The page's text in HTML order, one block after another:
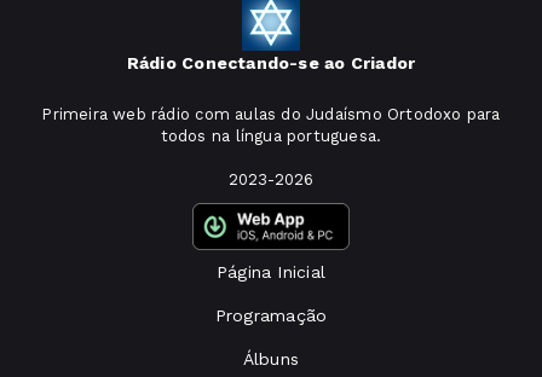
Rádio Conectando-se ao Criador
Primeira web rádio com aulas do Judaísmo Ortodoxo para
todos na língua portuguesa.
2023-2026
Página Inicial
Programação
Álbuns